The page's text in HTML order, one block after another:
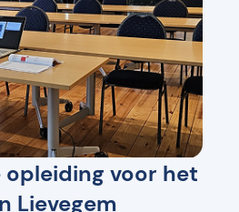
voor het
Lievegem